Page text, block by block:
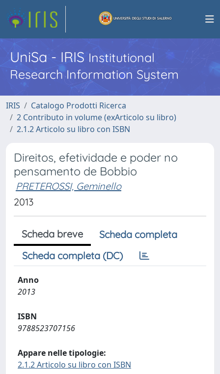
UniSa - IRISInstitutional
Research Information System
IRIS
Catalogo Prodotti Ricerca
2 Contributo in volume (exArticolo su libro)
2.1.2 Articolo su libro con ISBN
Direitos, efetividade e poder no
pensamento de Bobbio
PRETEROSSI, Geminello
2013
Scheda breve
Scheda completa
Scheda completa (DC)
Anno
2013
ISBN
9788523707156
Appare nelle tipologie:
2.1.2 Articolo su libro con ISBN